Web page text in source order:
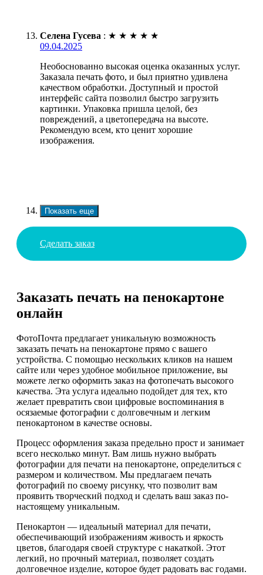
Селена Гусева : ★ ★ ★ ★ ★
09.04.2025
Необоснованно высокая оценка оказанных услуг.
Заказала печать фото, и был приятно удивлена
качеством обработки. Доступный и простой
интерфейс сайта позволил быстро загрузить
картинки. Упаковка пришла целой, без
повреждений, а цветопередача на высоте.
Рекомендую всем, кто ценит хорошие
изображения.
Показать еще
Сделать заказ
Заказать печать на пенокартоне
онлайн
ФотоПочта предлагает уникальную возможность
заказать печать на пенокартоне прямо с вашего
устройства. С помощью нескольких кликов на нашем
сайте или через удобное мобильное приложение, вы
можете легко оформить заказ на фотопечать высокого
качества. Эта услуга идеально подойдет для тех, кто
желает превратить свои цифровые воспоминания в
осязаемые фотографии с долговечным и легким
пенокартоном в качестве основы.
Процесс оформления заказа предельно прост и занимает
всего несколько минут. Вам лишь нужно выбрать
фотографии для печати на пенокартоне, определиться с
размером и количеством. Мы предлагаем печать
фотографий по своему рисунку, что позволит вам
проявить творческий подход и сделать ваш заказ по-
настоящему уникальным.
Пенокартон — идеальный материал для печати,
обеспечивающий изображениям живость и яркость
цветов, благодаря своей структуре с накаткой. Этот
легкий, но прочный материал, позволяет создать
долговечное изделие, которое будет радовать вас годами.